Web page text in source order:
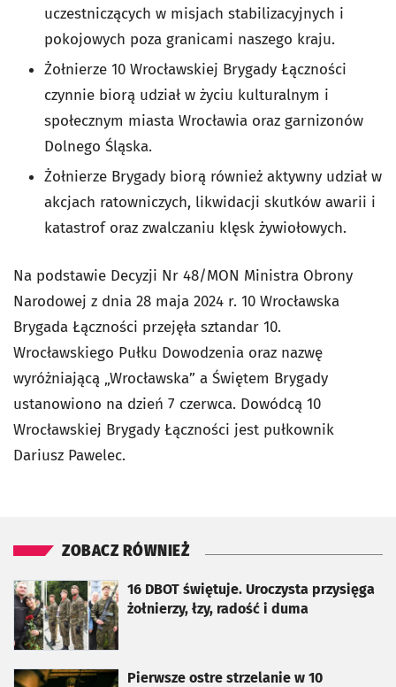
uczestniczących w misjach stabilizacyjnych i
pokojowych poza granicami naszego kraju.
Żołnierze 10 Wrocławskiej Brygady Łączności
czynnie biorą udział w życiu kulturalnym i
społecznym miasta Wrocławia oraz garnizonów
Dolnego Śląska.
Żołnierze Brygady biorą również aktywny udział w
akcjach ratowniczych, likwidacji skutków awarii i
katastrof oraz zwalczaniu klęsk żywiołowych.
Na podstawie Decyzji Nr 48/MON Ministra Obrony
Narodowej z dnia 28 maja 2024 r. 10 Wrocławska
Brygada Łączności przejęła sztandar 10.
Wrocławskiego Pułku Dowodzenia oraz nazwę
wyróżniającą „Wrocławska” a Świętem Brygady
ustanowiono na dzień 7 czerwca. Dowódcą 10
Wrocławskiej Brygady Łączności jest pułkownik
Dariusz Pawelec.
ZOBACZ RÓWNIEŻ
16 DBOT świętuje. Uroczysta przysięga
żołnierzy, łzy, radość i duma
otworzy się w nowej karcie
Pierwsze ostre strzelanie w 10
otworzy się w nowej karcie